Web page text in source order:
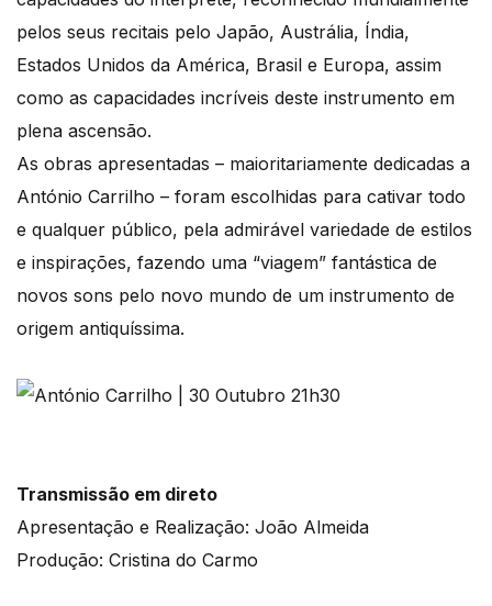
pelos seus recitais pelo Japão, Austrália, Índia,
Estados Unidos da América, Brasil e Europa, assim
como as capacidades incríveis deste instrumento em
plena ascensão.
As obras apresentadas – maioritariamente dedicadas a
António Carrilho – foram escolhidas para cativar todo
e qualquer público, pela admirável variedade de estilos
e inspirações, fazendo uma “viagem” fantástica de
novos sons pelo novo mundo de um instrumento de
origem antiquíssima.
Transmissão em direto
Apresentação e Realização: João Almeida
Produção: Cristina do Carmo